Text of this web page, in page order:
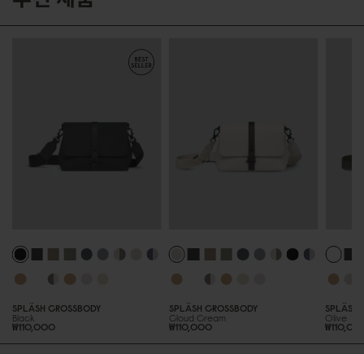
SPLÄSH CROSSBODY
Black
₩110,000
SPLÄSH CROSSBODY
Cloud Cream
₩110,000
SPLÄSH
Olive